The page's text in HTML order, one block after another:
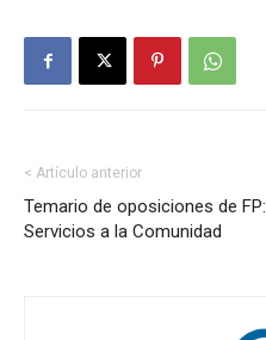
< Artículo anterior
Temario de oposiciones de FP:
Servicios a la Comunidad